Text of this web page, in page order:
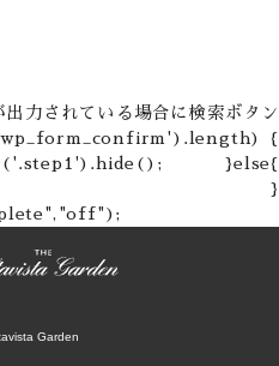
されている場合に検索ボタン
{
}else{
}
Garden